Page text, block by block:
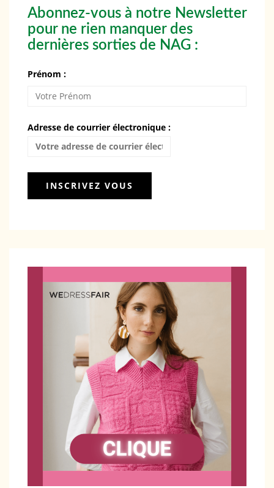
Abonnez-vous à notre Newsletter
pour ne rien manquer des
dernières sorties de NAG :
Prénom :
Adresse de courrier électronique :